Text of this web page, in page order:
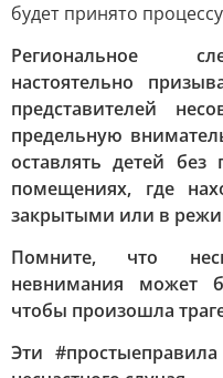
будет принято
Региональное
настоятельно
представителей
предельную
оставлять детей
помещениях, где
закрытыми или в
Помните, что
невнимания может
чтобы произошла
Эти